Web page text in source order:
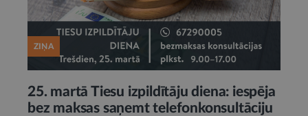
ZIŅA
25. martā Tiesu izpildītāju diena: iespēja
bez maksas saņemt telefonkonsultāciju